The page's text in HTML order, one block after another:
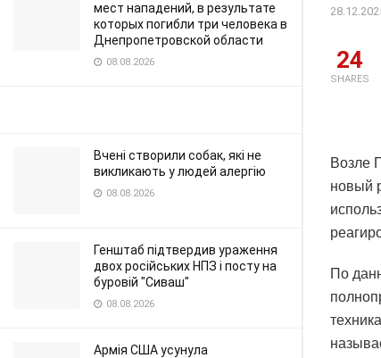
мест нападений, в результате
которых погибли три человека в
Днепропетровской области
08.08.2026
Вчені створили собак, які не
викликають у людей алергію
08.08.2026
Генштаб підтвердив ураження
двох російських НПЗ і посту на
буровій "Сиваш"
08.08.2026
Армія США усунула
24
SHARES
Возле
новый
По